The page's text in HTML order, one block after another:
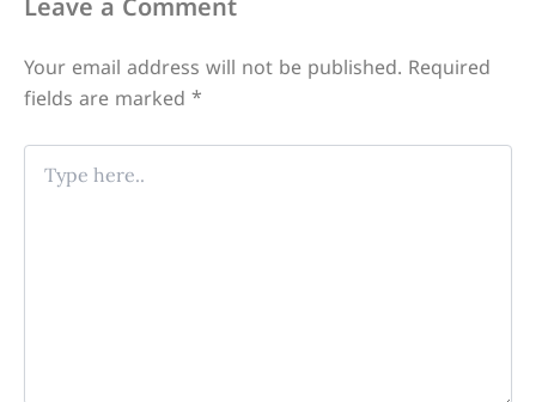
Leave a Comment
Your email address will not be published. Required
fields are marked *
Type
here..